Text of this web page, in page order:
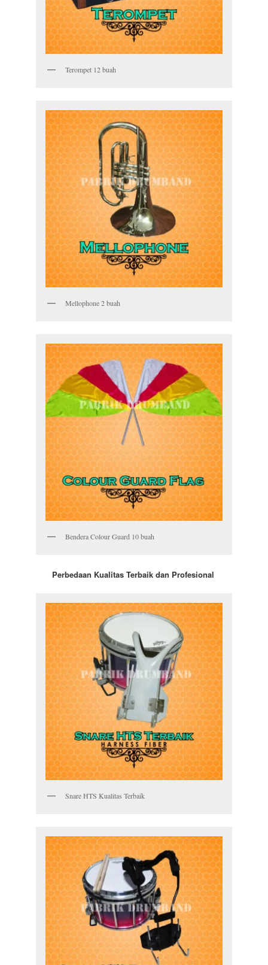
Terompet 12 buah
Mellophone 2 buah
Bendera Colour Guard 10 buah
Perbedaan Kualitas Terbaik dan Profesional
Snare HTS Kualitas Terbaik